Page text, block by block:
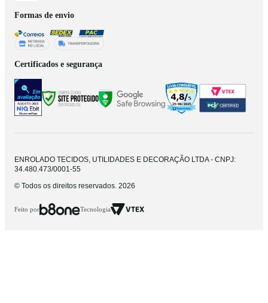
Formas de envio
Certificados e segurança
ENROLADO TECIDOS, UTILIDADES E DECORAÇÃO LTDA - CNPJ:
34.480.473/0001-55
© Todos os direitos reservados. 2026
Feito por Tecnologia